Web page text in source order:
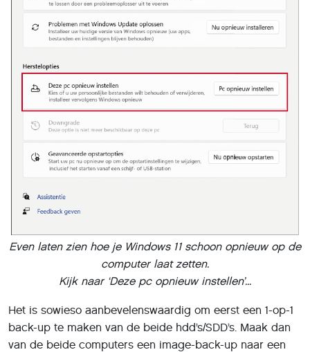
Even laten zien hoe je Windows 11 schoon opnieuw op de
computer laat zetten.
Kijk naar ‘Deze pc opnieuw instellen’...
Het is sowieso aanbevelenswaardig om eerst een 1-op-1
back-up te maken van de beide hdd’s/SDD’s. Maak dan
van de beide computers een image-back-up naar een